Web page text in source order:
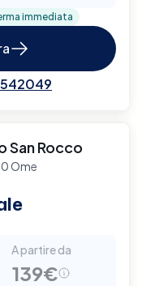
immediata
San Rocco
Ome
A partire da
139€